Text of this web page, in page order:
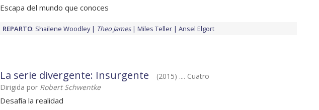
Escapa del mundo que conoces
REPARTO: Shailene Woodley Theo James Miles Teller Ansel Elgort
La serie divergente: Insurgente
(2015) .... Cuatro
Dirigida por Robert Schwentke
Desafía la realidad